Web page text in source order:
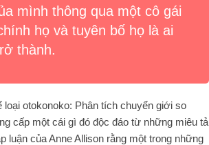
mình thông qua một cô gái
họ và tuyên bố họ là ai
thành.
otokonoko: Phân tích chuyển giới so
cấp một cái gì đó độc đáo từ những miêu tả
của Anne Allison rằng một trong những